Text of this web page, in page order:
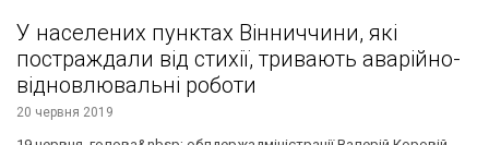
У населених пунктах Вінниччини, які
постраждали від стихії, тривають аварійно-
відновлювальні роботи
20 червня 2019